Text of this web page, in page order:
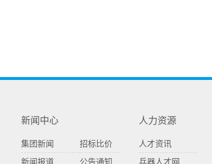
新闻中心
集团新闻
新闻报道
招标比价
公告通知
人力资源
人才资讯
兵器人才网